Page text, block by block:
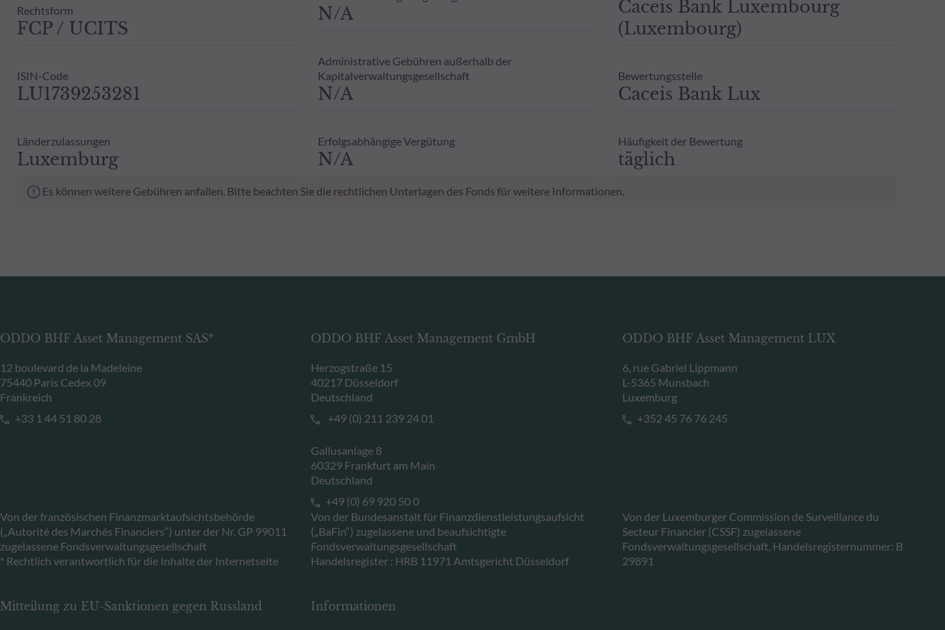
Rechtsform
FCP / UCITS
ISIN-Code
LU1739253281
Länderzulassungen
Luxemburg
N/A
Administrative Gebühren außerhalb der
Kapitalverwaltungsgesellschaft
N/A
Erfolgsabhängige Vergütung
N/A
Caceis Bank Luxembourg
(Luxembourg)
Bewertungsstelle
Caceis Bank Lux
Häufigkeit der Bewertung
täglich
Es können weitere Gebühren anfallen. Bitte beachten Sie die rechtlichen Unterlagen des Fonds für weitere Informationen.
ODDO BHF Asset Management SAS*
12 boulevard de la Madeleine
75440 Paris Cedex 09
Frankreich
+33 1 44 51 80 28
Von der französischen Finanzmarktaufsichtsbehörde
(„Autorité des Marchés Financiers“) unter der Nr. GP 99011
zugelassene Fondsverwaltungsgesellschaft
* Rechtlich verantwortlich für die Inhalte der Internetseite
ODDO BHF Asset Management GmbH
Herzogstraße 15
40217 Düsseldorf
Deutschland
+49 (0) 211 239 24 01
Gallusanlage 8
60329 Frankfurt am Main
Deutschland
+49 (0) 69 920 50 0
Von der Bundesanstalt für Finanzdienstleistungsaufsicht
(„BaFin“) zugelassene und beaufsichtigte
Fondsverwaltungsgesellschaft
Handelsregister : HRB 11971 Amtsgericht Düsseldorf
ODDO BHF Asset Management LUX
6, rue Gabriel Lippmann
L-5365 Munsbach
Luxemburg
+352 45 76 76 245
Von der Luxemburger Commission de Surveillance du
Secteur Financier (CSSF) zugelassene
Fondsverwaltungsgesellschaft, Handelsregisternummer: B
29891
Mitteilung zu EU-Sanktionen gegen Russland Informationen